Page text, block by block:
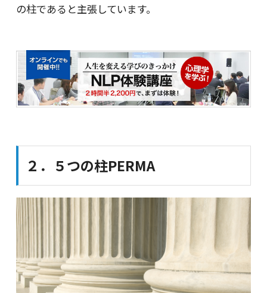
の柱であると主張しています。
２．５つの柱PERMA